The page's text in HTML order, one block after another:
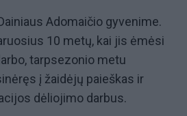
Adomaičio gyvenime.
10 metų, kai jis ėmėsi
tarpsezonio metu
į žaidėjų paieškas ir
dėliojimo darbus.